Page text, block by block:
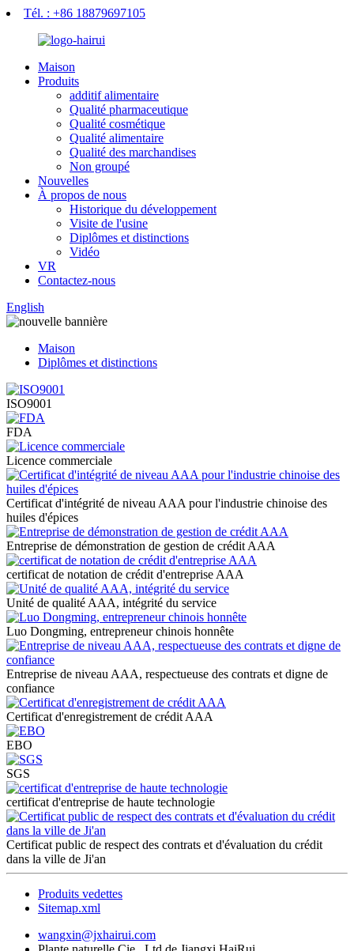
Tél. : +86 18879697105
Maison
Produits
additif alimentaire
Qualité pharmaceutique
Qualité cosmétique
Qualité alimentaire
Qualité des marchandises
Non groupé
Nouvelles
À propos de nous
Historique du développement
Visite de l'usine
Diplômes et distinctions
Vidéo
VR
Contactez-nous
English
Maison
Diplômes et distinctions
ISO9001
FDA
Licence commerciale
Certificat d'intégrité de niveau AAA pour l'industrie chinoise des
huiles d'épices
Entreprise de démonstration de gestion de crédit AAA
certificat de notation de crédit d'entreprise AAA
Unité de qualité AAA, intégrité du service
Luo Dongming, entrepreneur chinois honnête
Entreprise de niveau AAA, respectueuse des contrats et digne de
confiance
Certificat d'enregistrement de crédit AAA
EBO
SGS
certificat d'entreprise de haute technologie
Certificat public de respect des contrats et d'évaluation du crédit
dans la ville de Ji'an
Produits vedettes
Sitemap.xml
wangxin@jxhairui.com